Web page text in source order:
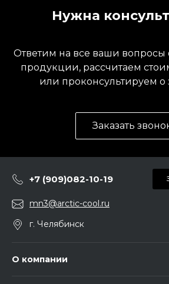
Нужна
Ответим на все ваши вопросы
продукции, рассчитаем
или проконсультируем о
Заказать
+7 (909)082-10-19
mn3@arctic-cool.ru
г. Челябинск
О компании